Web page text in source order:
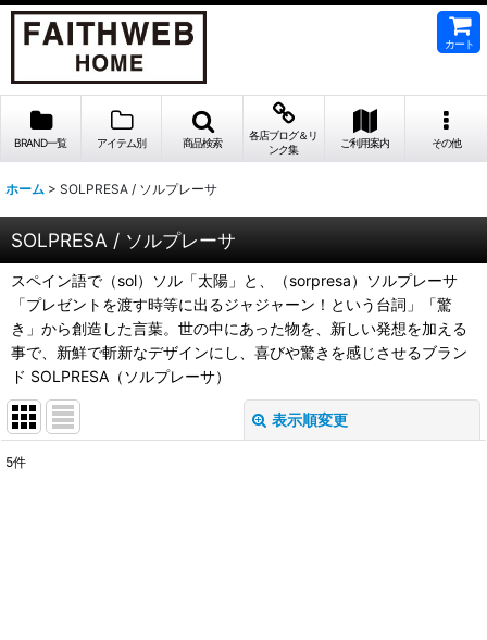
カート
BRAND一覧 アイテム別 商品検索
各店ブログ＆リ
ンク集
ご利用案内 その他
ホーム > SOLPRESA / ソルプレーサ
SOLPRESA / ソルプレーサ
スペイン語で（sol）ソル「太陽」と、（sorpresa）ソルプレーサ
「プレゼントを渡す時等に出るジャジャーン！という台詞」「驚
き」から創造した言葉。世の中にあった物を、新しい発想を加える
事で、新鮮で斬新なデザインにし、喜びや驚きを感じさせるブラン
ド SOLPRESA（ソルプレーサ）
表示順変更
5件